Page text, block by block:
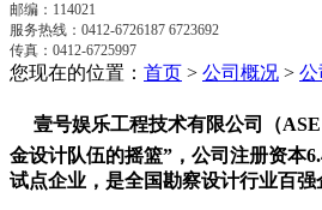
邮编：114021
服务热线：0412-6726187 6723692
传真：0412-6725997
您现在的位置： 首页 > 公司概况 > 公
壹号娱乐工程技术有限公司（
金设计队伍的摇篮”，公司注册资本
试点企业，是全国勘察设计行业百强